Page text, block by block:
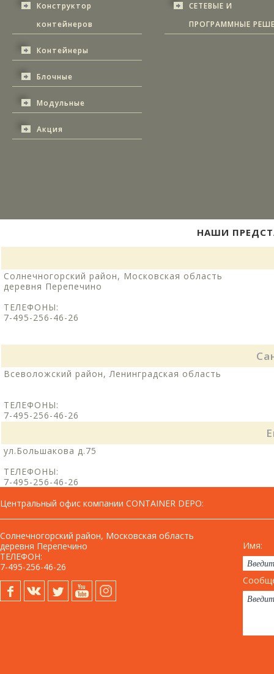
Конструктор
контейнеров
Контейнеры
Блочные
Модульные
Акция
СЕТЕВЫЕ И
ПРОГРАММНЫЕ
НАШИ
Солнечногорский район, Московская область
деревня Перепечино
ТЕЛЕФОНЫ:
7-495-256-46-26
Всеволожский район, Ленинградская область
ТЕЛЕФОНЫ:
7-495-256-46-26
ул.Большакова д.75
ТЕЛЕФОНЫ:
7-495-256-46-26
Центральный офис компании CONTAINER DEPO:
Солнечногорский район, Московская область
деревня Перепечино
ТЕЛЕФОН:
7-495-256-46-26
Имя: